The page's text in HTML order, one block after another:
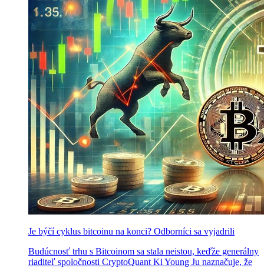
Je býčí cyklus bitcoinu na konci? Odborníci sa vyjadrili
Budúcnosť trhu s Bitcoinom sa stala neistou, keďže generálny
riaditeľ spoločnosti CryptoQuant Ki Young Ju naznačuje, že